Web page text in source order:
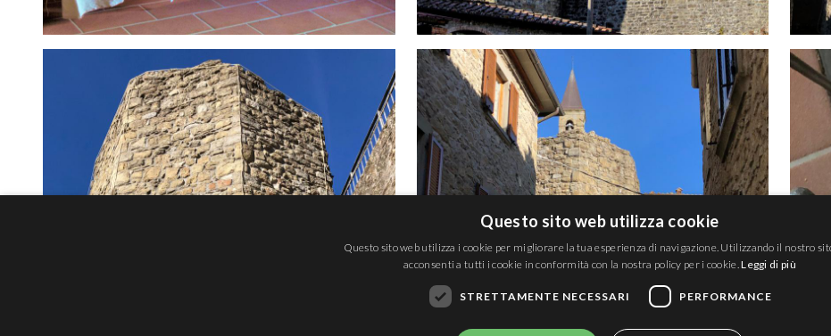
Questo sito web utilizza cookie
Questo sito web utilizza i cookie per migliorare la tua esperienza di navigazione. Utilizzando il nostro
acconsenti a tutti i cookie in conformità con la nostra policy per i cookie.Leggi di più
STRETTAMENTE NECESSARI PERFORMANCE